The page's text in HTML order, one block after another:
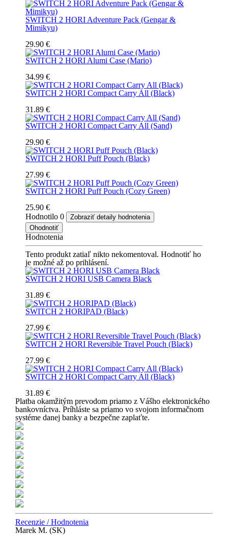
SWITCH 2 HORI Adventure Pack (Gengar &
Mimikyu)
29.90 €
SWITCH 2 HORI Alumi Case (Mario)
34.99 €
SWITCH 2 HORI Compact Carry All (Black)
31.89 €
SWITCH 2 HORI Compact Carry All (Sand)
29.90 €
SWITCH 2 HORI Puff Pouch (Black)
27.99 €
SWITCH 2 HORI Puff Pouch (Cozy Green)
25.90 €
Hodnotilo 0
Zobraziť detaily hodnotenia
Ohodnotiť
Hodnotenia
Tento produkt zatiaľ nikto nekomentoval. Hodnotiť ho
je možné až po prihlásení.
SWITCH 2 HORI USB Camera Black
31.89 €
SWITCH 2 HORIPAD (Black)
27.99 €
SWITCH 2 HORI Reversible Travel Pouch (Black)
27.99 €
SWITCH 2 HORI Compact Carry All (Black)
31.89 €
Platba okamžitým prevodom priamo z Vášho elektronického
bankovníctva. Príhláste sa priamo vo svojom informačnom
systéme danej banky a bezpečne zaplaťte.
Recenzie / Hodnotenia
Marek M. (SK)